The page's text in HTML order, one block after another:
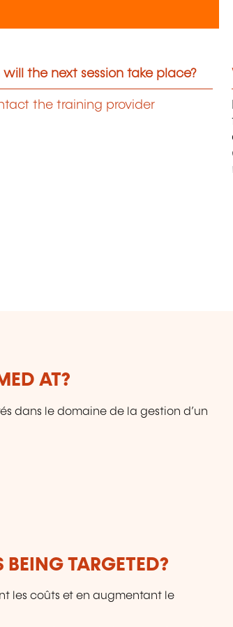
will the next session take place?
the training provider
AT?
dans le domaine de la gestion d’un
BEING TARGETED?
les coûts et en augmentant le